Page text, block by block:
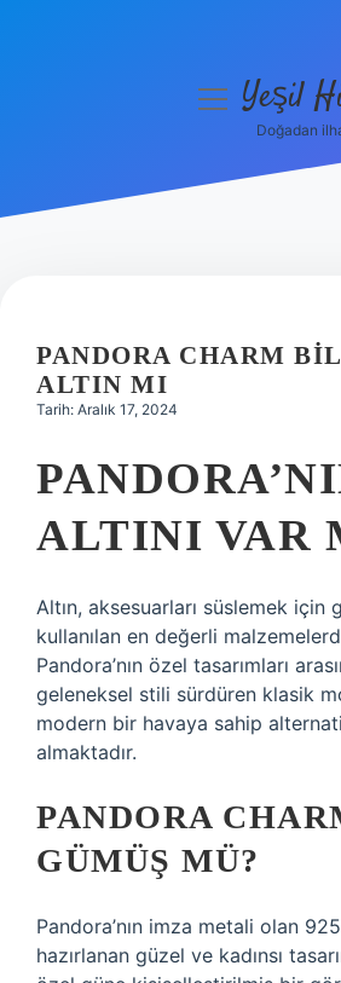
Hakkımızda
menüyüYeşil
Doğadan
PANDORA CHARM
ALTIN MI
Tarih: Aralık 17, 2024
ALTINI VAR
Altın, aksesuarları süslemek için
kullanılan en değerli
Pandora’nın özel tasarımları
geleneksel stili sürdüren klasik
modern bir havaya sahip
almaktadır.
PANDORA
GÜMÜŞ MÜ?
Pandora’nın imza metali olan
hazırlanan güzel ve kadınsı